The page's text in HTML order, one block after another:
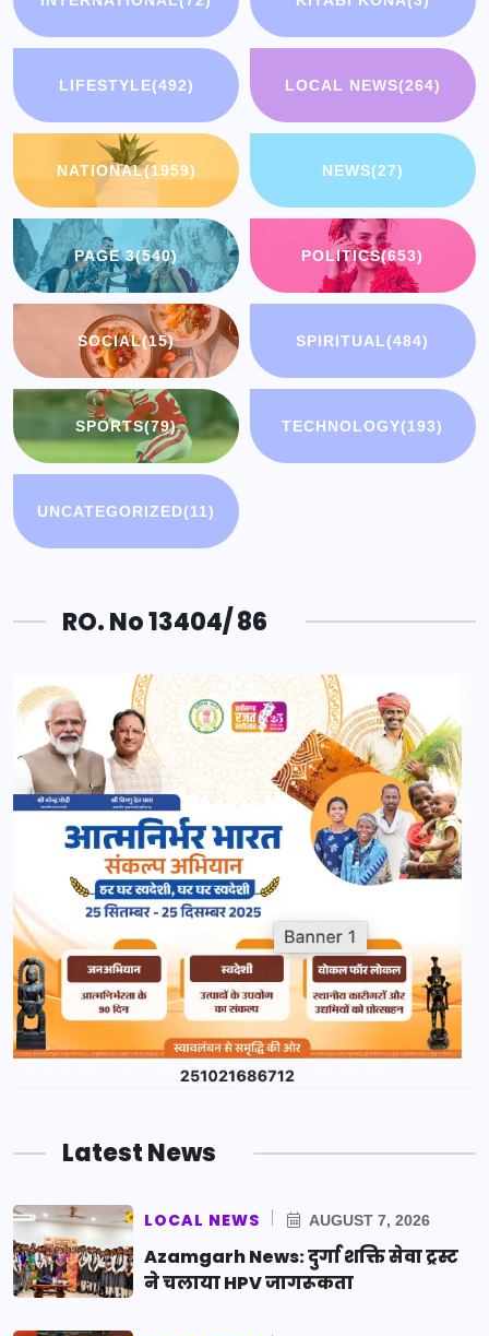
LIFESTYLE(492) LOCAL NEWS(264)
NATIONAL(1959) NEWS(27)
PAGE 3(540) POLITICS(653)
SOCIAL(15) SPIRITUAL(484)
SPORTS(79) TECHNOLOGY(193)
UNCATEGORIZED(11)
RO. No 13404/ 86
Latest News
LOCAL NEWS AUGUST 7, 2026
Azamgarh News: दुर्गा शक्ति सेवा ट्रस्ट
ने चलाया HPV जागरूकता